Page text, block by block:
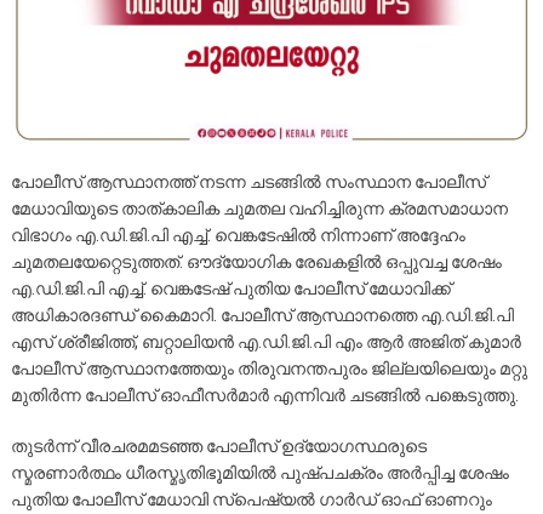
പോലീസ് ആസ്ഥാനത്ത് നടന്ന ചടങ്ങില്‍ സംസ്ഥാന പോലീസ്
മേധാവിയുടെ താത്കാലിക ചുമതല വഹിച്ചിരുന്ന ക്രമസമാധാന
വിഭാഗം എ.ഡി.ജി.പി എച്ച്. വെങ്കടേഷിൽ നിന്നാണ് അദ്ദേഹം
ചുമതലയേറ്റെടുത്തത്. ഔദ്യോഗിക രേഖകളിൽ ഒപ്പുവച്ച ശേഷം
എ.ഡി.ജി.പി എച്ച്. വെങ്കടേഷ് പുതിയ പോലീസ് മേധാവിക്ക്
അധികാരദണ്ഡ് കൈമാറി. പോലീസ് ആസ്ഥാനത്തെ എ.ഡി.ജി.പി
എസ് ശ്രീജിത്ത്, ബറ്റാലിയൻ എ.ഡി.ജി.പി എം ആർ അജിത് കുമാർ
പോലീസ് ആസ്ഥാനത്തേയും തിരുവനന്തപുരം ജില്ലയിലെയും മറ്റു
മുതിര്‍ന്ന പോലീസ് ഓഫീസർമാർ എന്നിവർ ചടങ്ങില്‍ പങ്കെടുത്തു.
തുടർന്ന് വീരചരമമടഞ്ഞ പോലീസ് ഉദ്യോഗസ്ഥരുടെ
സ്മരണാർത്ഥം ധീരസ്മൃതിഭൂമിയില്‍ പുഷ്പചക്രം അർപ്പിച്ച ശേഷം
പുതിയ പോലീസ് മേധാവി സ്പെഷ്യൽ ഗാർഡ് ഓഫ് ഓണറും